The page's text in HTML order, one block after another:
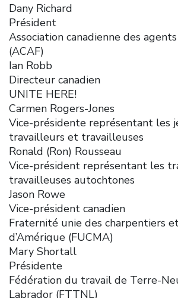
Dany Richard
Président
Association canadienne des
(ACAF)
Ian Robb
Directeur canadien
UNITE HERE!
Carmen Rogers-Jones
Vice-présidente représentant les
travailleurs et travailleuses
Ronald (Ron) Rousseau
Vice-président représentant les
travailleuses autochtones
Jason Rowe
Vice-président canadien
Fraternité unie des charpentiers
d’Amérique (FUCMA)
Mary Shortall
Présidente
Fédération du travail de Terre-
Labrador (FTTNL)